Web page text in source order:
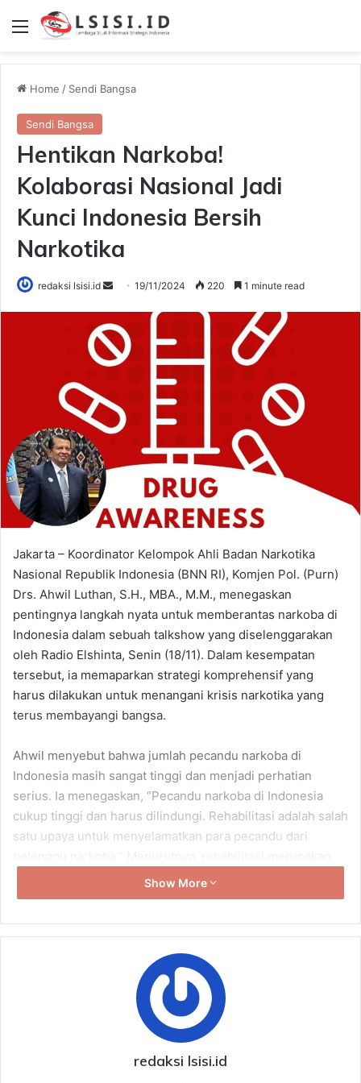
Menu
Home / Sendi Bangsa
Sendi Bangsa
Hentikan Narkoba!
Kolaborasi Nasional Jadi
Kunci Indonesia Bersih
Narkotika
redaksi lsisi.id
Send
email
19/11/2024 220 1 minute read
Jakarta – Koordinator Kelompok Ahli Badan Narkotika
Nasional Republik Indonesia (BNN RI), Komjen Pol. (Purn)
Drs. Ahwil Luthan, S.H., MBA., M.M., menegaskan
pentingnya langkah nyata untuk memberantas narkoba di
Indonesia dalam sebuah talkshow yang diselenggarakan
oleh Radio Elshinta, Senin (18/11). Dalam kesempatan
tersebut, ia memaparkan strategi komprehensif yang
harus dilakukan untuk menangani krisis narkotika yang
terus membayangi bangsa.
Ahwil menyebut bahwa jumlah pecandu narkoba di
Indonesia masih sangat tinggi dan menjadi perhatian
serius. Ia menegaskan, “Pecandu narkoba di Indonesia
cukup tinggi dan harus dilindungi. Rehabilitasi adalah salah
satu upaya untuk menyelamatkan para pecandu dari
solusi yang tidak hanya menyelamatkan individu tetapi
juga berkontribusi pada upaya pencegahan jangka
Lebih lanjut, Ahwil menjelaskan tiga pilar utama dalam
penanggulangan narkoba, yaitu pengurangan ketersediaan
(supply reduction), pengurangan permintaan (demand
reduction), serta treatment dan rehabilitasi. Strategi ini
mencakup tindakan tegas terhadap pengedar narkoba,
edukasi masyarakat untuk mencegah penggunaan
Show More
redaksi lsisi.id